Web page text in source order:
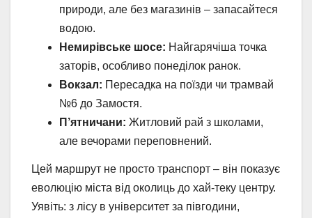
природи, але без магазинів – запасайтеся
водою.
Немирівське шосе: Найгарячіша точка
заторів, особливо понеділок ранок.
Вокзал: Пересадка на поїзди чи трамвай
№6 до Замостя.
П’ятничани: Житловий рай з школами,
але вечорами переповнений.
Цей маршрут не просто транспорт – він показує
еволюцію міста від околиць до хай-теку центру.
Уявіть: з лісу в університет за півгодини,